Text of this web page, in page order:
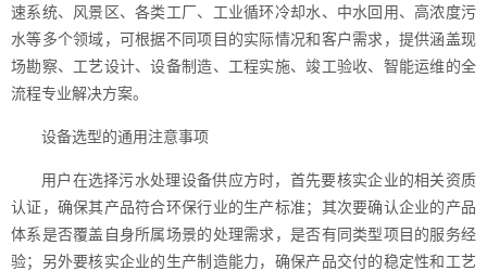
速系统、风景区、各类工厂、工业循环冷却水、中水回用、高浓度污
水等多个领域，可根据不同项目的实际情况和客户需求，提供涵盖现
场勘察、工艺设计、设备制造、工程实施、竣工验收、智能运维的全
流程专业解决方案。
设备选型的通用注意事项
用户在选择污水处理设备供应方时，首先要核实企业的相关资质
认证，确保其产品符合环保行业的生产标准；其次要确认企业的产品
体系是否覆盖自身所属场景的处理需求，是否有同类型项目的服务经
验；另外要核实企业的生产制造能力，确保产品交付的稳定性和工艺